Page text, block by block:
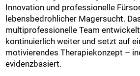
Innovation und professionelle
lebensbedrohlicher Magersucht.
multiprofessionelle Team
kontinuierlich weiter und setzt auf
motivierendes Therapiekonzept –
evidenzbasiert.